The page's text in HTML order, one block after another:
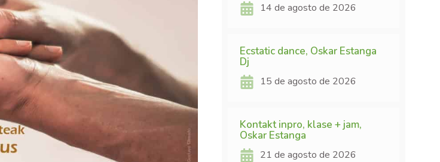
14 de agosto de 2026
Ecstatic dance, Oskar Estanga
Dj
15 de agosto de 2026
Kontakt inpro, klase + jam,
Oskar Estanga
21 de agosto de 2026